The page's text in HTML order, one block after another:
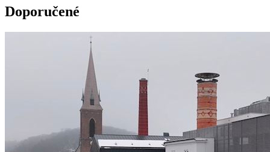
Doporučené